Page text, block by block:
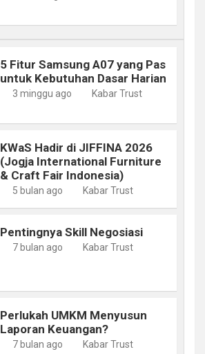
5 Fitur Samsung A07 yang Pas
untuk Kebutuhan Dasar Harian
3 minggu ago Kabar Trust
KWaS Hadir di JIFFINA 2026
(Jogja International Furniture
& Craft Fair Indonesia)
5 bulan ago Kabar Trust
Pentingnya Skill Negosiasi
7 bulan ago Kabar Trust
Perlukah UMKM Menyusun
Laporan Keuangan?
7 bulan ago Kabar Trust